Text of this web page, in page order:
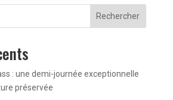
Rechercher
: une demi-journée exceptionnelle
préservée